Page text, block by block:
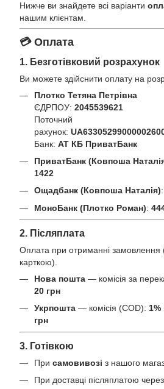
Нижче ви знайдете всі варіанти
нашим клієнтам.
💳 Оплата
1. Безготівковий розрахунок
Ви можете здійснити оплату на
Плотко Тетяна Петрівна
ЄДРПОУ: 2045539621
Поточний
рахунок:
Банк: АТ КБ ПриватБанк
ПриватБанк (Ковпоша
1422
Ощадбанк (Ковпоша Наталія):
МоноБанк (Плотко Роман):
2. Післяплата
Оплата при отриманні замовлення
карткою).
Нова пошта — комісія за
20 грн
Укрпошта — комісія (COD): 1%
грн
3. Готівкою
При самовивозі з нашого
При доставці післяплатою